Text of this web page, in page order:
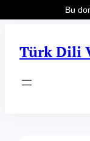
Türk Dili
Bu